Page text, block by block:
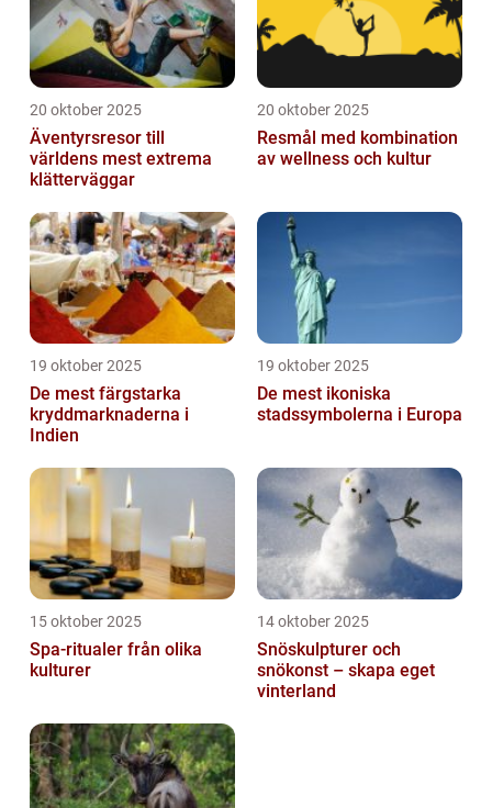
20 oktober 2025
Äventyrsresor till
världens mest extrema
klätterväggar
20 oktober 2025
Resmål med kombination
av wellness och kultur
19 oktober 2025
De mest färgstarka
kryddmarknaderna i
Indien
19 oktober 2025
De mest ikoniska
stadssymbolerna i Europa
15 oktober 2025
Spa-ritualer från olika
kulturer
14 oktober 2025
Snöskulpturer och
snökonst – skapa eget
vinterland